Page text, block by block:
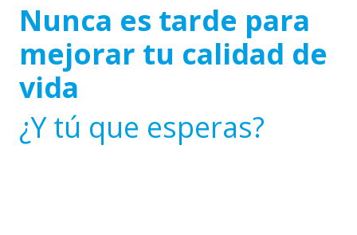
Nunca es tarde para
mejorar tu calidad de
vida
¿Y tú que esperas?